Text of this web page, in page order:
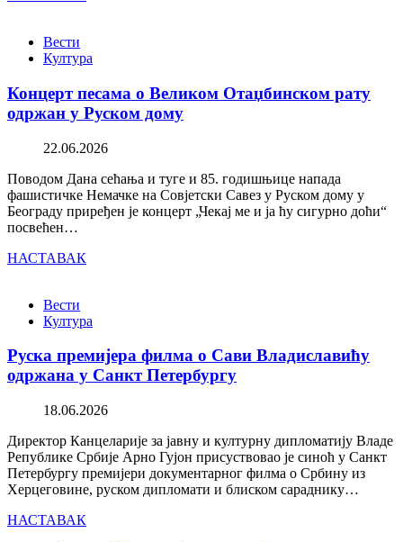
Вести
Култура
Концерт песама о Великом Отаџбинском рату
одржан у Руском дому
22.06.2026
Поводом Дана сећања и туге и 85. годишњице напада
фашистичке Немачке на Совјетски Савез у Руском дому у
Београду приређен је концерт „Чекај ме и ја ћу сигурно доћи“
посвећен…
НАСТАВАК
Вести
Култура
Руска премијера филма о Сави Владиславићу
одржана у Санкт Петербургу
18.06.2026
Директор Канцеларије за јавну и културну дипломатију Владе
Републике Србије Арно Гујон присуствовао је синоћ у Санкт
Петербургу премијери документарног филма о Србину из
Херцеговине, руском дипломати и блиском сараднику…
НАСТАВАК